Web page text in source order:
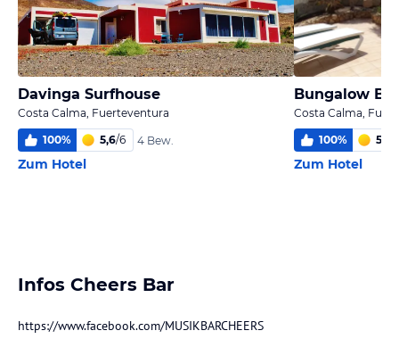
Davinga Surfhouse
Costa Calma, Fuerteventura
100% 5,6/6 4 Bew.
Zum Hotel
Bungalow
Costa Calma,
100% 5,9
Zum Hotel
Infos Cheers Bar
https://www.facebook.com/MUSIKBARCHEERS